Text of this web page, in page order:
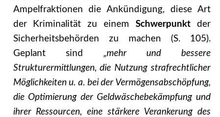
Ampelfraktionen die Ankündigung, diese Art
der Kriminalität zu einem Schwerpunktder
Sicherheitsbehörden zu machen (S. 105).
Geplant sind „mehr und bessere
Strukturermittlungen, die Nutzung strafrechtlicher
Mög­lichkeiten u. a. bei der Vermögensabschöpfung,
die Optimierung der Geldwäschebekämp­fung und
ihrer Ressourcen, eine stärkere Verankerung des